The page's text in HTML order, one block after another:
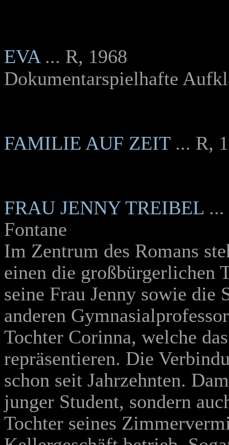
EVA... R, 1968
Dokumentarspielhafte
FAMILIE AUF ZEIT ... R,
FRAU JENNY TREIBEL ...
Fontane
Im Zentrum des Romans
einen die großbürgerlichen
seine Frau Jenny sowie die
anderen
Tochter Corinna, welche
repräsentieren. Die
schon seit Jahrzehnten.
junger Student, sondern
Tochter seines